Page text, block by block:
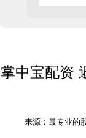
掌中宝配资
来源：最专业的